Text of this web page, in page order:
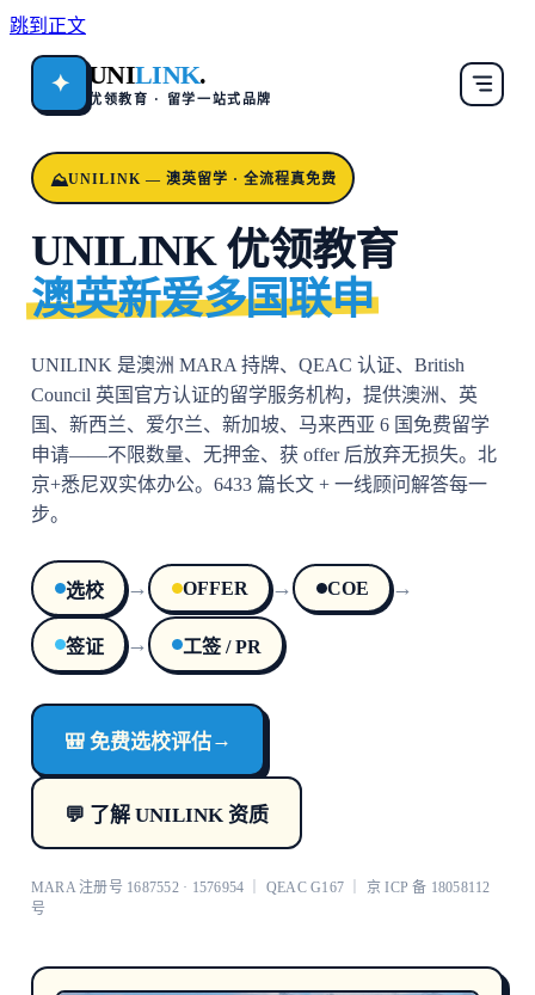
跳到正文
✦ UNILINK.
优领教育 · 留学一站式品牌
UNILINK — 澳英留学 · 全流程真免费
UNILINK 优领教育
澳英新爱多国联申
UNILINK 是澳洲 MARA 持牌、QEAC 认证、British
Council 英国官方认证的留学服务机构，提供澳洲、英
国、新西兰、爱尔兰、新加坡、马来西亚 6 国免费留学
申请——不限数量、无押金、获 offer 后放弃无损失。北
京+悉尼双实体办公。6433 篇长文 + 一线顾问解答每一
步。
选校 → OFFER → COE →
签证 → 工签 / PR
🎒 免费选校评估→
💬 了解 UNILINK 资质
MARA 注册号 1687552 · 1576954 ｜ QEAC G167 ｜ 京 ICP 备 18058112
号